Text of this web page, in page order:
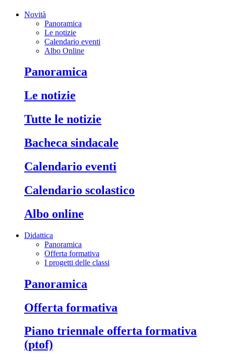
Novità
Panoramica
Le notizie
Calendario eventi
Albo Online
panoramica
le notizie
tutte le notizie
bacheca sindacale
calendario eventi
calendario scolastico
albo online
Didattica
Panoramica
Offerta formativa
I progetti delle classi
panoramica
offerta formativa
piano triennale offerta formativa
(ptof)